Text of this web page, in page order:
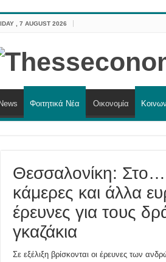
, 7 AUGUST 2026
News Φοιτητικά Νέα Οικονομία
Θεσσαλονίκη: Στο…
κάμερες και άλλα
έρευνες για τους
γκαζάκια
Σε εξέλιξη βρίσκονται οι έρευνες των